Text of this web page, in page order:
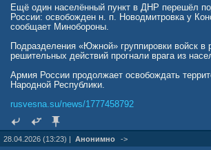
Ещё один населённый пункт в ДНР перешёл
России: освобожден н. п. Новодмитровка у
сообщает Минобороны.
Подразделения «Южной» группировки войск в
решительных действий прогнали врага из
Армия России продолжает освобождать
Народной Республики.
rusvesna.su/news/1777458792
28.04.2026 (13:23) | Анонимно ->